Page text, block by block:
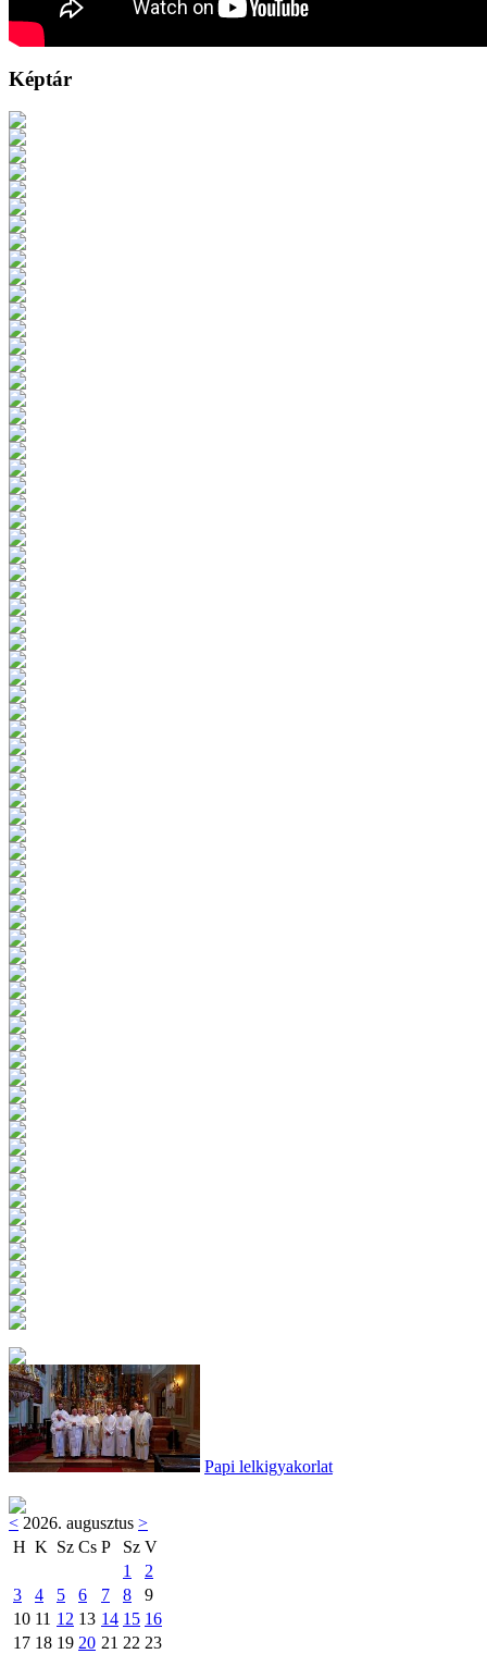
Képtár
Papi lelkigyakorlat
< 2026. augusztus >
H K Sz Cs P Sz V
1
2
3
4 5 6 7 8
9
10 11 12 13 14 15 16
17 18 19 20 21 22 23